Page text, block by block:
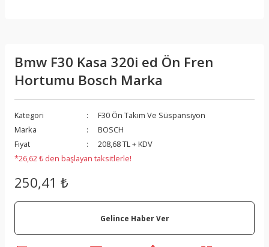
Bmw F30 Kasa 320i ed Ön Fren
Hortumu Bosch Marka
Kategori
F30 Ön Takım Ve Süspansiyon
Marka
BOSCH
Fiyat
208,68 TL + KDV
*26,62 ₺ den başlayan taksitlerle!
250,41 ₺
Gelince Haber Ver